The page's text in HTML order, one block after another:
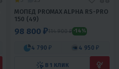
МОПЕД PROMAX ALPHA RS-PRO
150 (49)
98 800 ₽114 900 ₽ -14%
4 790 ₽ 4 950 ₽
В 1 КЛИК